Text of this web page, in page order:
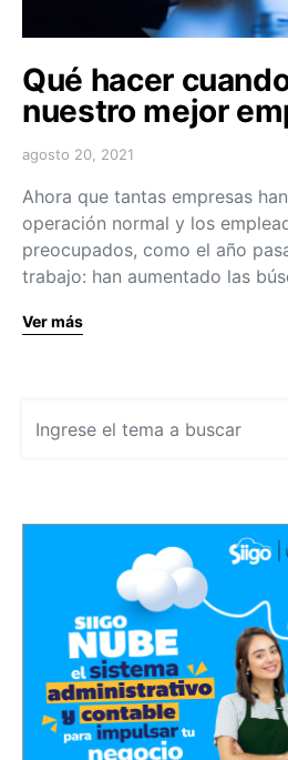
Qué hacer
nuestro mejor
agosto 20, 2021
Ahora que tantas empresas
operación normal y los
preocupados, como el año
trabajo: han aumentado las
Ver más